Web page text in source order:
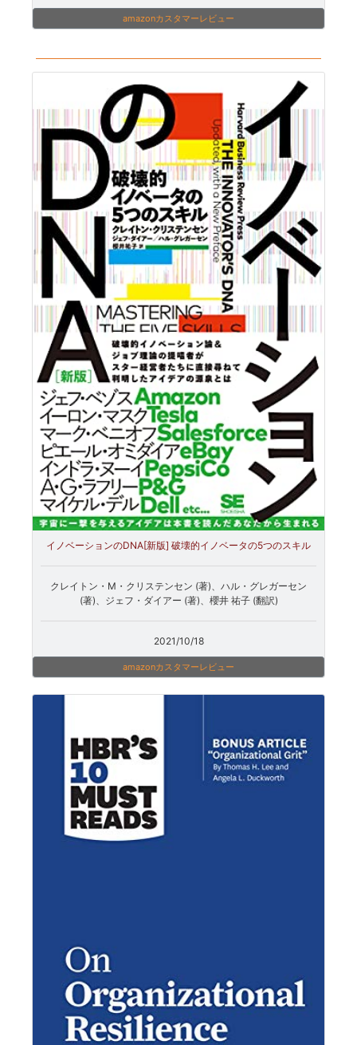
amazonカスタマーレビュー
イノベーションのDNA[新版] 破壊的イノベータの5つのスキル
クレイトン・M・クリステンセン (著)、ハル・グレガーセン
(著)、ジェフ・ダイアー (著)、櫻井 祐子 (翻訳)
2021/10/18
amazonカスタマーレビュー